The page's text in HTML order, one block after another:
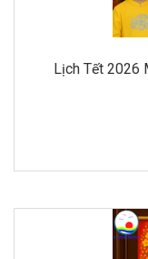
Lịch Tết 2026